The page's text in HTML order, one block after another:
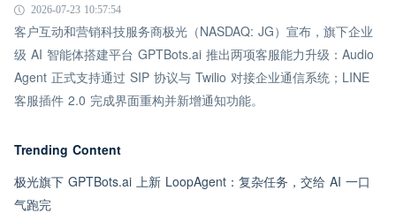
2026-07-23 10:57:54
客户互动和营销科技服务商极光（NASDAQ: JG）宣布，旗下企业
级 AI 智能体搭建平台 GPTBots.ai 推出两项客服能力升级：Audio
Agent 正式支持通过 SIP 协议与 Twilio 对接企业通信系统；LINE
客服插件 2.0 完成界面重构并新增通知功能。
Trending Content
极光旗下 GPTBots.ai 上新 LoopAgent：复杂任务，交给 AI 一口
气跑完